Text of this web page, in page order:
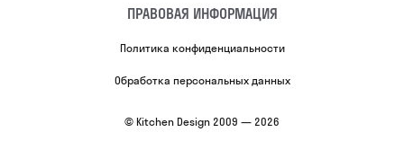
ПРАВОВАЯ ИНФОРМАЦИЯ
Политика конфиденциальности
Обработка персональных данных
© Kitchen Design 2009 — 2026